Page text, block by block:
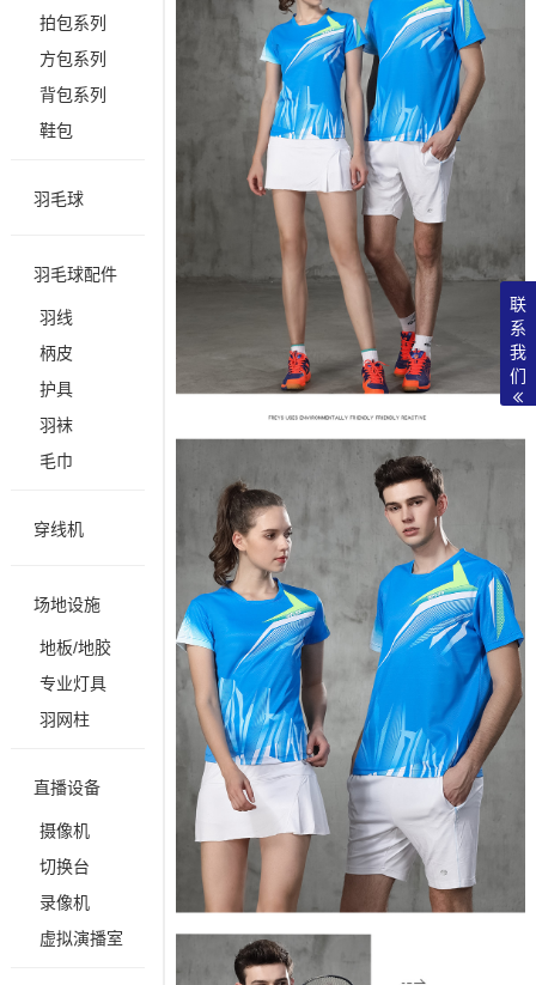
拍包系列
方包系列
背包系列
鞋包
羽毛球
羽毛球配件
羽线
柄皮
护具
羽袜
毛巾
穿线机
场地设施
地板/地胶
专业灯具
羽网柱
直播设备
摄像机
切换台
录像机
虚拟演播室
联
系
我
们